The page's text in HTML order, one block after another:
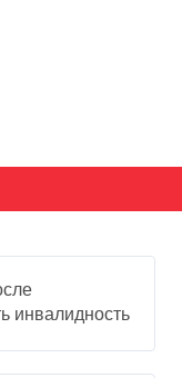
инвалидность